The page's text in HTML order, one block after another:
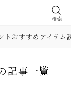
検索
トおすすめアイテム
記事一覧